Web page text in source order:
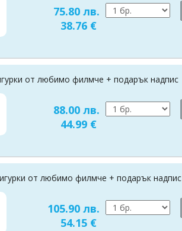
75.80 лв.
38.76 €
от любимо филмче + подарък надпис
88.00 лв.
44.99 €
от любимо филмче + подарък надпис
105.90 лв.
54.15 €